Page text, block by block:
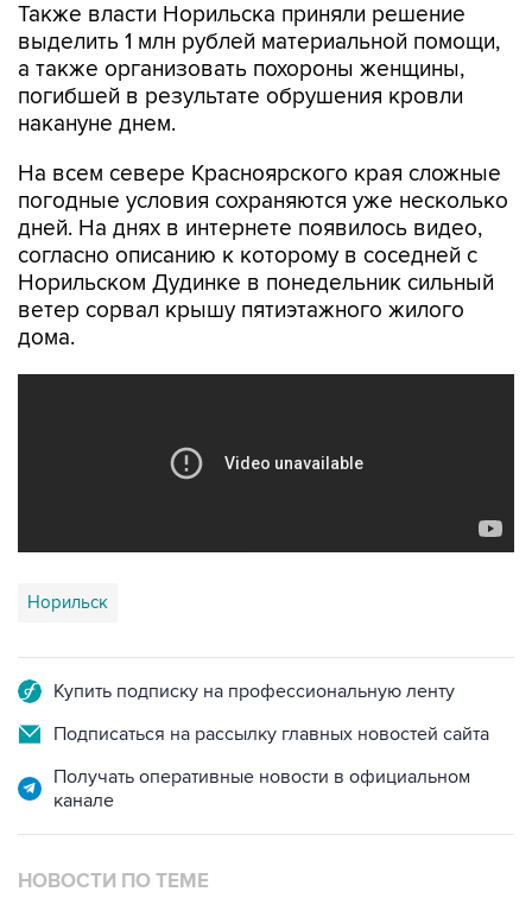
Также власти Норильска приняли решение
выделить 1 млн рублей материальной помощи,
а также организовать похороны женщины,
погибшей в результате обрушения кровли
накануне днем.
На всем севере Красноярского края сложные
погодные условия сохраняются уже несколько
дней. На днях в интернете появилось видео,
согласно описанию к которому в соседней с
Норильском Дудинке в понедельник сильный
ветер сорвал крышу пятиэтажного жилого
дома.
Норильск
Купить подписку на профессиональную ленту
Подписаться на рассылку главных новостей сайта
Получать оперативные новости в официальном
канале
НОВОСТИ ПО ТЕМЕ